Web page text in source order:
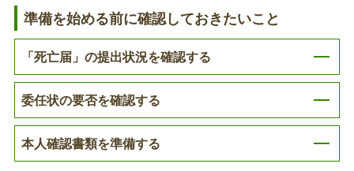
高額介護サービス費の支給申請・相続人代表
者の申請
亡くなった方の介護保険サービスの自己負担額が一
定の上限を超える場合は、⾼額介護サービス費を相
続人の方に⽀給します。※申請される方の状況によ
って必要な書類が異なりますので、詳しくは担当課
へお問い合わせください。
故人の身体障害者手帳の返還
税金
動産
不動産
その他
準備を始める前に確認しておきたいこと
「死亡届」の提出状況を確認する
委任状の要否を確認する
本人確認書類を準備する